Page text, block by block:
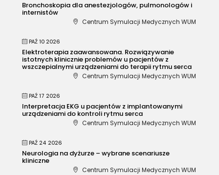
Bronchoskopia dla anestezjologów, pulmonologów i
internistów
Centrum Symulacji Medycznych WUM
PAŹ 10 2026
Elektroterapia zaawansowana. Rozwiązywanie
istotnych klinicznie problemów u pacjentów z
wszczepialnymi urządzeniami do terapii rytmu serca
Centrum Symulacji Medycznych WUM
PAŹ 17 2026
Interpretacja EKG u pacjentów z implantowanymi
urządzeniami do kontroli rytmu serca
Centrum Symulacji Medycznych WUM
PAŹ 24 2026
Neurologia na dyżurze – wybrane scenariusze
kliniczne
Centrum Symulacji Medycznych WUM